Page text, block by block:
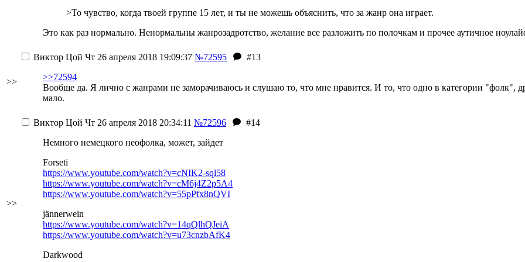
>То чувство, когда твоей группе 15 лет, и ты не можешь объяснить, что за жанр она играет.
Это как раз нормально. Ненормальны жанрозадротство, желание все разложить по полочкам и прочее аутичное
>>
Виктор Цой Чт 26 апреля 2018 19:09:37 №72595
#13
>>72594
Вообще да. Я лично с жанрами не заморачиваюсь и слушаю то, что мне нравится. И то, что одно в категории "фолк",
мало.
>>
Виктор Цой Чт 26 апреля 2018 20:34:11 №72596
#14
Немного немецкого неофолка, может, зайдет
Forseti
https://www.youtube.com/watch?v=cNIK2-sql58
https://www.youtube.com/watch?v=cM6j4Z2p5A4
https://www.youtube.com/watch?v=55pPfx8nQVI
jännerwein
https://www.youtube.com/watch?v=14qQlhQJeiA
https://www.youtube.com/watch?v=u73cnzbAfK4
Darkwood